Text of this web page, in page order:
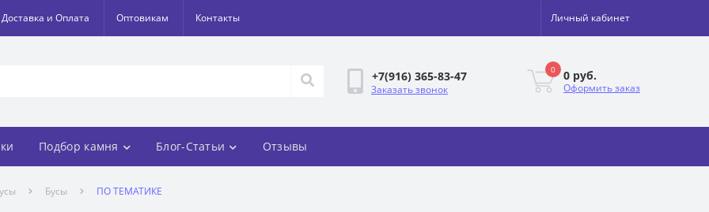
Доставка и Оплата Оптовикам Контакты Личный кабинет
+7(916) 365-83-47
Заказать звонок
0 0 руб.
Оформить заказ
Подбор камня Блог-Статьи Отзывы
Бусы ПО ТЕМАТИКЕ